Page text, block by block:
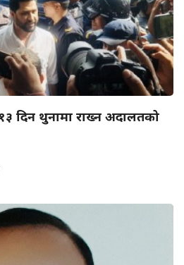
दिन थुनामा राख्न अदालतको